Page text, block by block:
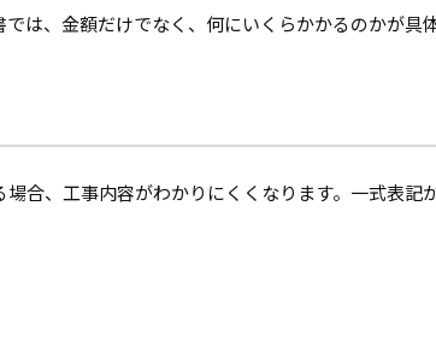
は、金額だけでなく、何にいくらかかるのかが具
合、工事内容がわかりにくくなります。一式表